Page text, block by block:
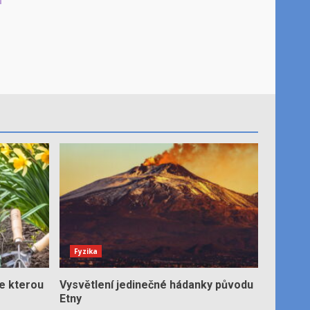
kterou
Fyzika
Vysvětlení jedinečné hádanky původu
Etny